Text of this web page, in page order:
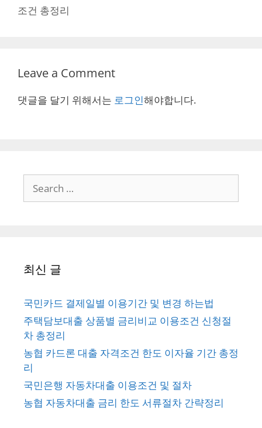
조건 총정리
Leave a Comment
댓글을 달기 위해서는 로그인해야합니다.
for:
최신 글
국민카드 결제일별 이용기간 및 변경 하는법
주택담보대출 상품별 금리비교 이용조건 신청절
차 총정리
농협 카드론 대출 자격조건 한도 이자율 기간 총정
리
국민은행 자동차대출 이용조건 및 절차
농협 자동차대출 금리 한도 서류절차 간략정리